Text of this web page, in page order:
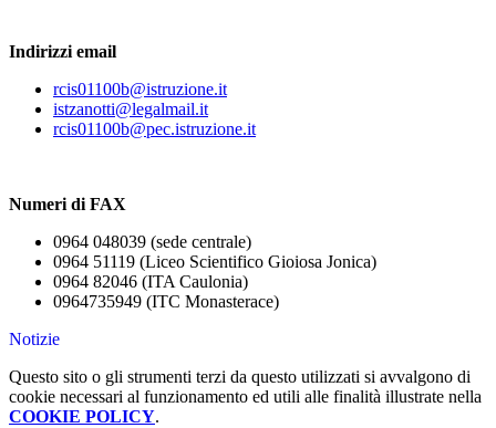
Indirizzi email
rcis01100b@istruzione.it
istzanotti@legalmail.it
rcis01100b@pec.istruzione.it
Numeri di FAX
0964 048039 (sede centrale)
0964 51119 (Liceo Scientifico Gioiosa Jonica)
0964 82046 (ITA Caulonia)
0964735949 (ITC Monasterace)
Notizie
Questo sito o gli strumenti terzi da questo utilizzati si avvalgono di
cookie necessari al funzionamento ed utili alle finalità illustrate nella
COOKIE POLICY.